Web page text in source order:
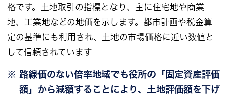
格です。土地取引の指標となり、主に住宅地や商業
地、工業地などの地価を示します。都市計画や税金算
定の基準にも利用され、土地の市場価格に近い数値と
して信頼されています
※ 路線価のない倍率地域でも役所の「固定資産評価
額」から減額することにより、土地評価額を下げ